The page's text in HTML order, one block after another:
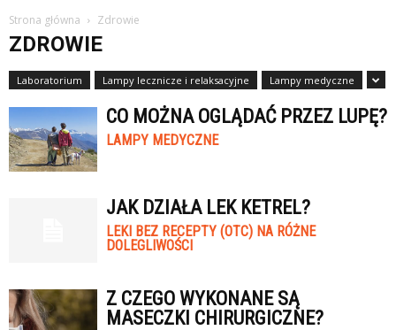
Strona główna Zdrowie
ZDROWIE
Laboratorium Lampy lecznicze i relaksacyjne Lampy medyczne
CO MOŻNA OGLĄDAĆ PRZEZ LUPĘ?
LAMPY MEDYCZNE
JAK DZIAŁA LEK KETREL?
LEKI BEZ RECEPTY (OTC) NA RÓŻNE
DOLEGLIWOŚCI
Z CZEGO WYKONANE SĄ
MASECZKI CHIRURGICZNE?